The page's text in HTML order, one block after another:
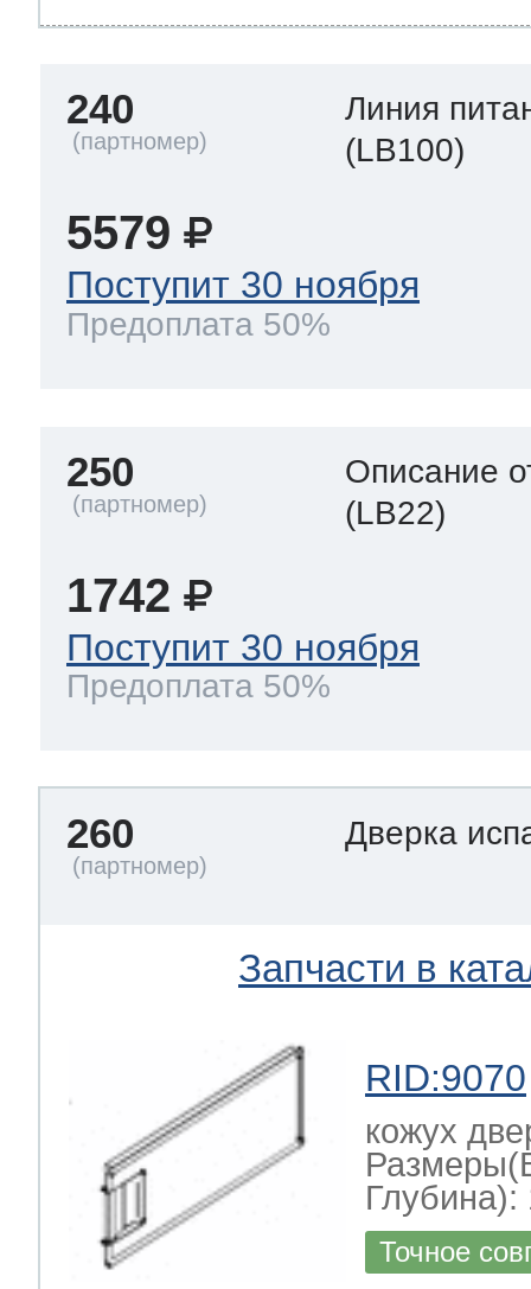
240
Линия
(LB100)
5579
Поступит 30 ноября
Предоплата 50%
250
Описание
(LB22)
1742
Поступит 30 ноября
Предоплата 50%
260 Дверка
Запчасти в
RID:9070
кожух
Глубина):
Точное